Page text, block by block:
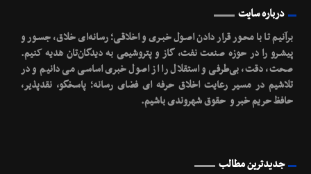
درباره سایت
برآنیم تا با محـور قرار دادن اصـول خبـری و اخلاقـی؛ رسانه‌ای خلاق، جسـور و
پیشـرو را در حوزه صنعت نفت، گاز و پتروشیمی به دیدگان‌تان هدیه کنیم.
صحت، دقت، بی‌طرفی و استقلال را از اصول خبری اساسی می دانیم و در
تلاشیم در مسیر رعایت اخلاق حرفه ای فضای رسانه؛ پاسخگو، نقدپذیر،
حافظ حریم خبر و حقوق شهروندی باشیم.
جدیدترین مطالب